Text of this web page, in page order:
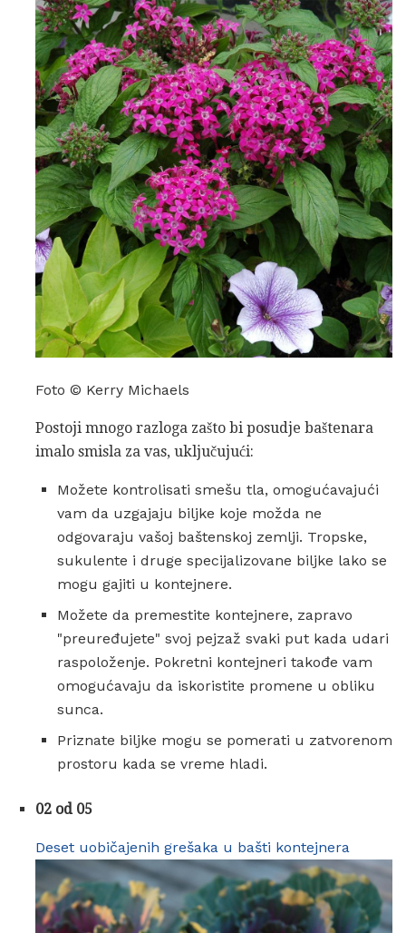
Foto © Kerry Michaels
Postoji mnogo razloga zašto bi posudje baštenara
imalo smisla za vas, uključujući:
Možete kontrolisati smešu tla, omogućavajući
vam da uzgajaju biljke koje možda ne
odgovaraju vašoj baštenskoj zemlji. Tropske,
sukulente i druge specijalizovane biljke lako se
mogu gajiti u kontejnere.
Možete da premestite kontejnere, zapravo
"preuređujete" svoj pejzaž svaki put kada udari
raspoloženje. Pokretni kontejneri takođe vam
omogućavaju da iskoristite promene u obliku
sunca.
Priznate biljke mogu se pomerati u zatvorenom
prostoru kada se vreme hladi.
02 od 05
Deset uobičajenih grešaka u bašti kontejnera